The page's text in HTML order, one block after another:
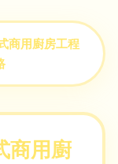
商用廚房工程
商用廚